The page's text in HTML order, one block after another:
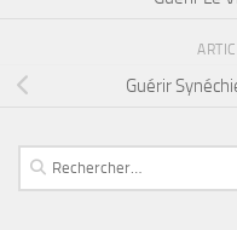
Guérir
Rechercher :